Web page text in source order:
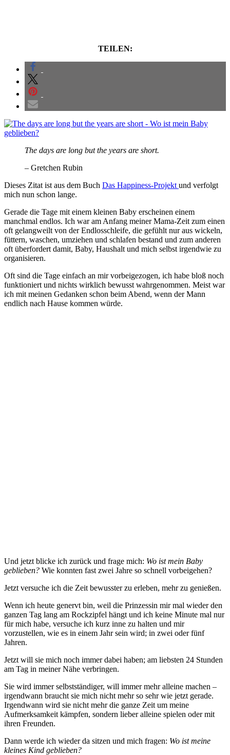
TEILEN:
The days are long but the years are short.
– Gretchen Rubin
Dieses Zitat ist aus dem Buch Das Happiness-Projekt und verfolgt
mich nun schon lange.
Gerade die Tage mit einem kleinen Baby erscheinen einem
manchmal endlos. Ich war am Anfang meiner Mama-Zeit zum einen
oft gelangweilt von der Endlosschleife, die gefühlt nur aus wickeln,
füttern, waschen, umziehen und schlafen bestand und zum anderen
oft überfordert damit, Baby, Haushalt und mich selbst irgendwie zu
organisieren.
Oft sind die Tage einfach an mir vorbeigezogen, ich habe bloß noch
funktioniert und nichts wirklich bewusst wahrgenommen. Meist war
ich mit meinen Gedanken schon beim Abend, wenn der Mann
endlich nach Hause kommen würde.
Und jetzt blicke ich zurück und frage mich: Wo ist mein Baby
geblieben? Wie konnten fast zwei Jahre so schnell vorbeigehen?
Jetzt versuche ich die Zeit bewusster zu erleben, mehr zu genießen.
Wenn ich heute genervt bin, weil die Prinzessin mir mal wieder den
ganzen Tag lang am Rockzipfel hängt und ich keine Minute mal nur
für mich habe, versuche ich kurz inne zu halten und mir
vorzustellen, wie es in einem Jahr sein wird; in zwei oder fünf
Jahren.
Jetzt will sie mich noch immer dabei haben; am liebsten 24 Stunden
am Tag in meiner Nähe verbringen.
Sie wird immer selbstständiger, will immer mehr alleine machen –
irgendwann braucht sie mich nicht mehr so sehr wie jetzt gerade.
Irgendwann wird sie nicht mehr die ganze Zeit um meine
Aufmerksamkeit kämpfen, sondern lieber alleine spielen oder mit
ihren Freunden.
Dann werde ich wieder da sitzen und mich fragen: Wo ist meine
kleines Kind geblieben?